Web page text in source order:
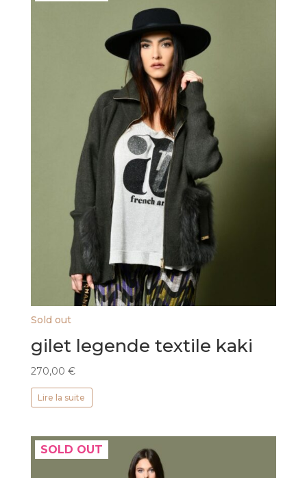
Sold out
gilet legende textile kaki
270,00 €
Lire la suite
SOLD OUT